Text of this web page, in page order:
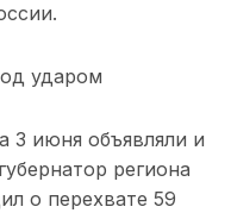
ударом
3 июня объявляли и
региона
о перехвате 59